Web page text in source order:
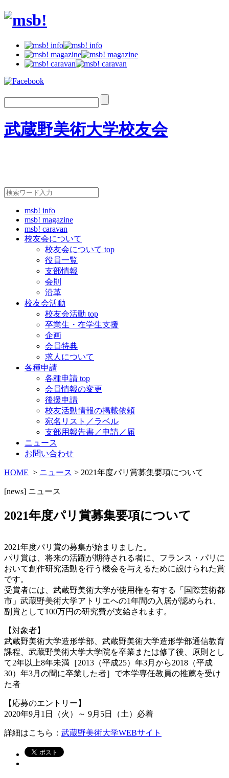
武蔵野美術大学校友会
msb! info
msb! magazine
msb! caravan
校友会について
校友会について top
役員一覧
支部情報
会則
沿革
校友会活動
校友会活動 top
卒業生・在学生支援
企画
会員特典
求人について
各種申請
各種申請 top
会員情報の変更
後援申請
校友活動情報の掲載依頼
宛名リスト／ラベル
支部用報告書／申請／届
ニュース
お問い合わせ
HOME > ニュース > 2021年度パリ賞募集要項について
[news] ニュース
2021年度パリ賞募集要項について
2021年度パリ賞の募集が始まりました。
パリ賞は、将来の活躍が期待される者に、フランス・パリに
おいて創作研究活動を行う機会を与えるために設けられた賞
です。
受賞者には、武蔵野美術大学が使用権を有する「国際芸術都
市」武蔵野美術大学アトリエへの1年間の入居が認められ、
副賞として100万円の研究費が支給されます。
【対象者】
武蔵野美術大学造形学部、武蔵野美術大学造形学部通信教育
課程、武蔵野美術大学大学院を卒業または修了後、原則とし
て2年以上8年未満［2013（平成25）年3月から2018（平成
30）年3月の間に卒業した者］で本学専任教員の推薦を受け
た者
【応募のエントリー】
2020年9月1日（火）～ 9月5日（土）必着
詳細はこちら： 武蔵野美術大学WEBサイト